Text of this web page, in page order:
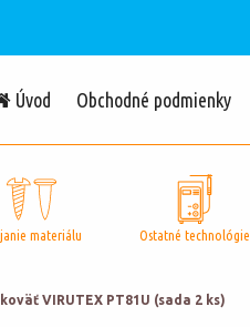
Úvod Obchodné podmienky
materiálu Ostatné technológie
VIRUTEX PT81U (sada 2 ks)